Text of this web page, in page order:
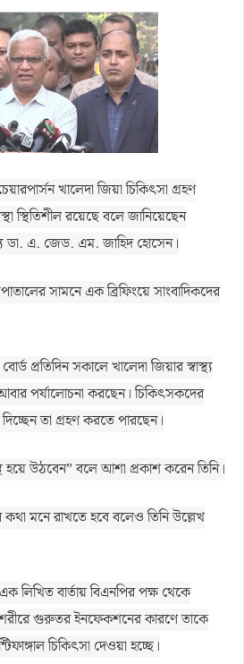
তেলের দাম নির্ধারণ করলো সরকার
রহস্যজনক মৃত্যু
কর্মকর্তা-কর্মচারীদের সুখবর দিলেন অর্থমন্ত্রী
কোটি, সরকারের কোষাগারে নেই ১ শতাংশও
অংশ নেবে জামায়াত
খালেদা জিয়া চিকিৎসা গ্রহণ
স্থিতিশীল রয়েছে বলে জানিয়েছেন
ডা. এ. জেড. এম. জাহিদ হোসেন।
সামনে এক ব্রিফিংয়ে সাংবাদিকদের
প্রতিদিন সকালে খালেদা জিয়ার স্বাস্থ্য
পর্যালোচনা করছেন। চিকিৎসকদের
তা গ্রহণ করতে পারছেন।
হয়ে উঠবেন” বলে আশা প্রকাশ করেন তিনি।
মনে রাখতে হবে বলেও তিনি উল্লেখ
বার্তায় বিএনপির পক্ষ থেকে
গুরুতর ইনফেকশনের কারণে তাকে
চিকিৎসা দেওয়া হচ্ছে।